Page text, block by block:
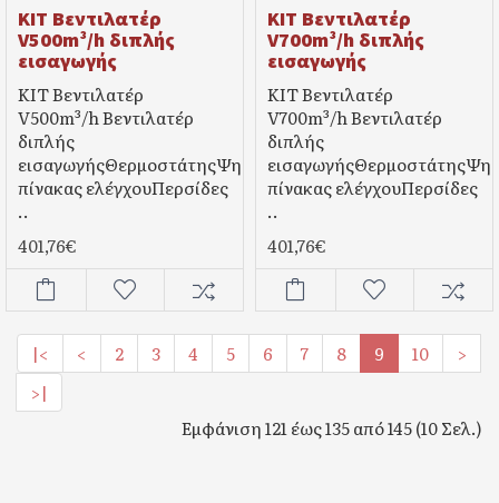
KIT Βεντιλατέρ
V500m³/h διπλής
εισαγωγής
KIT Βεντιλατέρ
V500m³/h Βεντιλατέρ
διπλής
εισαγωγήςΘερμοστάτηςΨηφιακός
πίνακας ελέγχουΠερσίδες
..
401,76€
KIT Βεντιλατέρ
V700m³/h διπλής
εισαγωγής
KIT Βεντιλατέρ
V700m³/h Βεντιλατέρ
διπλής
πίνακας ελέγχουΠερσίδες
..
401,76€
|< < 2 3 4 5 6 7 8 9 10
>
>|
Εμφάνιση 121 έως 135 από 145 (10 Σελ.)